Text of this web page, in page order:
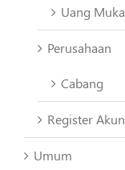
Uang Muka
Perusahaan
Cabang
Register Akun
Umum